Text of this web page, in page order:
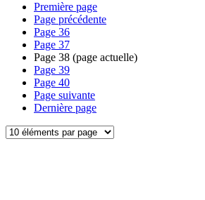
Première page
Page précédente
Page 36
Page 37
Page 38 (page actuelle)
Page 39
Page 40
Page suivante
Dernière page